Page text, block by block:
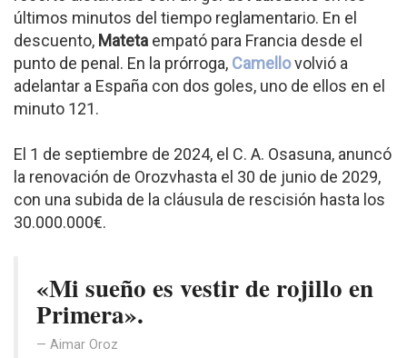
últimos minutos del tiempo reglamentario. En el
descuento, Mateta empató para Francia desde el
punto de penal. En la prórroga, Camellovolvió a
adelantar a España con dos goles, uno de ellos en el
minuto 121.
El 1 de septiembre de 2024, el C. A. Osasuna, anuncó
la renovación de Orozvhasta el 30 de junio de 2029,
con una subida de la cláusula de rescisión hasta los
30.000.000€.
«Mi sueño es vestir de rojillo en
Primera».
Aimar Oroz